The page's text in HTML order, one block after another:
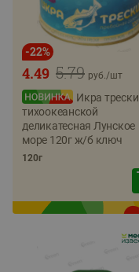
-22%
5.79
4.49 руб./шт
Икра трески
тихоокеанской
деликатесная Лунское
море 120г ж/б ключ
120г